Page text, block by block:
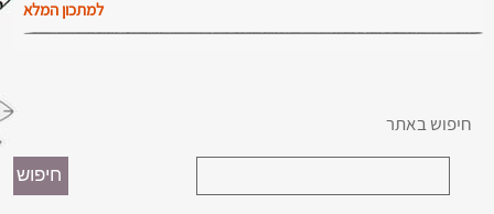
למתכון המלא
חיפוש באתר